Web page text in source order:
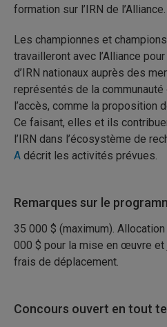
formation sur l’IRN de l’Alliance.
Les championnes et champions
travailleront avec l’Alliance
d’IRN nationaux auprès des
représentés de la
l’accès, comme la proposition
Ce faisant, elles et ils
l’IRN dans l’écosystème de
A décrit les activités prévues.
Remarques sur le
35 000 $ (maximum).
000 $ pour la mise en œuvre et
frais de déplacement.
Concours ouvert en tout